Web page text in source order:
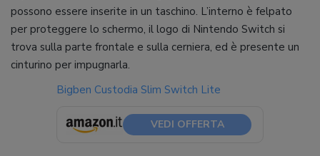
possono essere inserite in un taschino. L’interno è felpato
per proteggere lo schermo, il logo di Nintendo Switch si
trova sulla parte frontale e sulla cerniera, ed è presente un
cinturino per impugnarla.
Bigben Custodia Slim Switch Lite
VEDI OFFERTA